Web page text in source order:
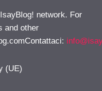
network. For
and other
:
(UE)